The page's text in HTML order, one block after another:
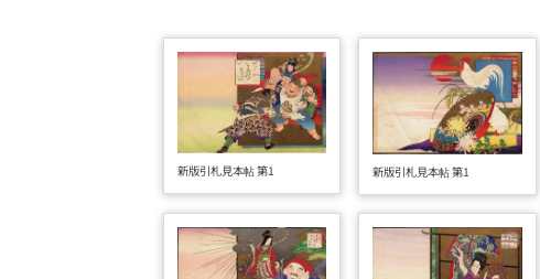
新版引札見本帖 第1 新版引札見本帖 第1